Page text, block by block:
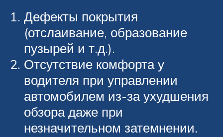
Дефекты покрытия
(отслаивание, образование
пузырей и т.д.).
Отсутствие комфорта у
водителя при управлении
автомобилем из-за ухудшения
обзора даже при
незначительном затемнении.